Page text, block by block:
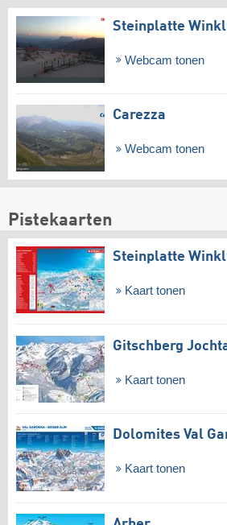
Steinplatte
Webcam tonen
Carezza
Webcam tonen
Pistekaarten
Steinplatte
Kaart tonen
Gitschberg
Kaart tonen
Dolomites Val
Kaart tonen